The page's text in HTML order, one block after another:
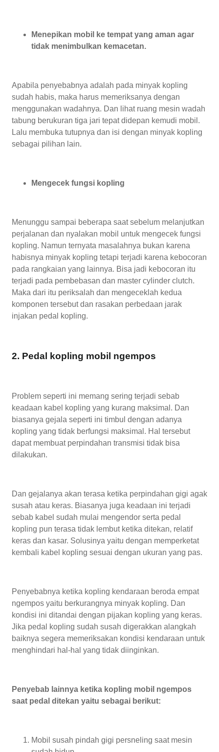
Menepikan mobil ke tempat yang aman agar
tidak menimbulkan kemacetan.
Apabila penyebabnya adalah pada minyak kopling
sudah habis, maka harus memeriksanya dengan
menggunakan wadahnya. Dan lihat ruang mesin wadah
tabung berukuran tiga jari tepat didepan kemudi mobil.
Lalu membuka tutupnya dan isi dengan minyak kopling
sebagai pilihan lain.
Mengecek fungsi kopling
Menunggu sampai beberapa saat sebelum melanjutkan
perjalanan dan nyalakan mobil untuk mengecek fungsi
kopling. Namun ternyata masalahnya bukan karena
habisnya minyak kopling tetapi terjadi karena kebocoran
pada rangkaian yang lainnya. Bisa jadi kebocoran itu
terjadi pada pembebasan dan master cylinder clutch.
Maka dari itu periksalah dan mengeceklah kedua
komponen tersebut dan rasakan perbedaan jarak
injakan pedal kopling.
2. Pedal kopling mobil ngempos
Problem seperti ini memang sering terjadi sebab
keadaan kabel kopling yang kurang maksimal. Dan
biasanya gejala seperti ini timbul dengan adanya
kopling yang tidak berfungsi maksimal. Hal tersebut
dapat membuat perpindahan transmisi tidak bisa
dilakukan.
Dan gejalanya akan terasa ketika perpindahan gigi agak
susah atau keras. Biasanya juga keadaan ini terjadi
sebab kabel sudah mulai mengendor serta pedal
kopling pun terasa tidak lembut ketika ditekan, relatif
keras dan kasar. Solusinya yaitu dengan memperketat
kembali kabel kopling sesuai dengan ukuran yang pas.
Penyebabnya ketika kopling kendaraan beroda empat
ngempos yaitu berkurangnya minyak kopling. Dan
kondisi ini ditandai dengan pijakan kopling yang keras.
Jika pedal kopling sudah susah digerakkan alangkah
baiknya segera memeriksakan kondisi kendaraan untuk
menghindari hal-hal yang tidak diinginkan.
Penyebab lainnya ketika kopling mobil ngempos
saat pedal ditekan yaitu sebagai berikut:
Mobil susah pindah gigi persneling saat mesin